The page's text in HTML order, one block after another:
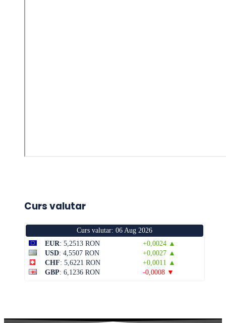
Curs valutar
Curs valutar: 06 Aug 2026
EUR: 5,2513 RON
+0,0024 ▲
USD: 4,5507 RON
+0,0027 ▲
CHF: 5,6221 RON
+0,0011 ▲
GBP: 6,1236 RON -0,0008 ▼